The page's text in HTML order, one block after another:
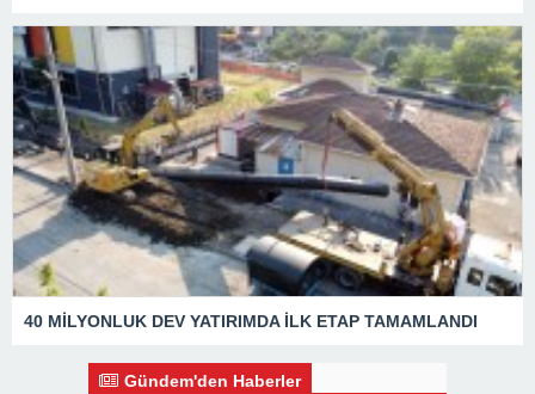
40 MİLYONLUK DEV YATIRIMDA İLK ETAP TAMAMLANDI
Gündem'den Haberler